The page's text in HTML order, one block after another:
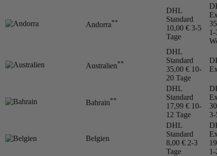
Andorra**
DHL
Standard
10,00 € 3-5
Tage
1-
Australien**
DHL
Standard
35,00 € 10-
20 Tage
Bahrain**
DHL
Standard
17,99 € 10-
12 Tage
3-
Belgien
DHL
Standard
8,00 € 2-3
Tage
1-